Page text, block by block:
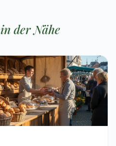
in der Nähe